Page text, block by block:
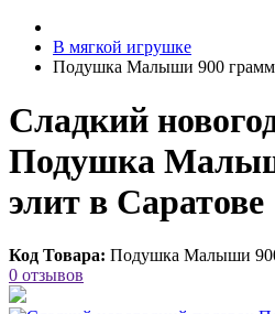
В мягкой игрушке
Подушка Малыши 900 грамм
Сладкий
Подушка
элит в Саратове
Код Товара: Подушка Малыши
0 отзывов